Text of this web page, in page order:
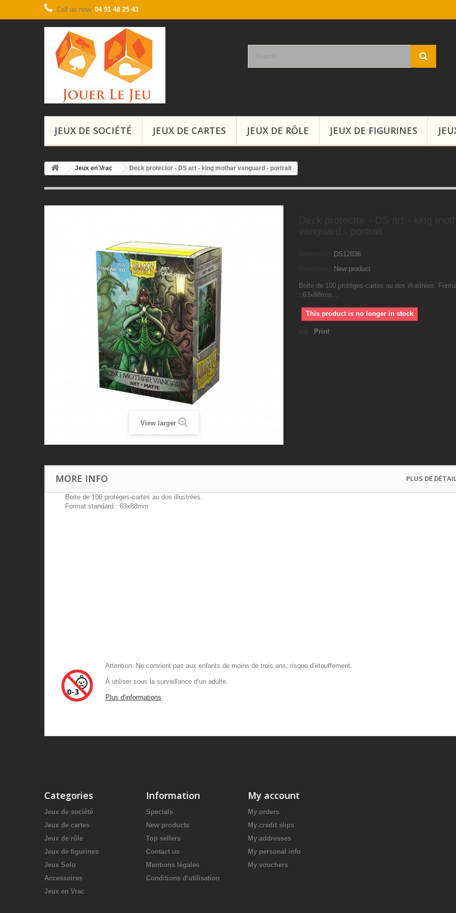
Call us now: 04 91 48 25 43
JEUX DE SOCIÉTÉ JEUX DE CARTES JEUX DE RÔLE JEUX DE FIGURINES
Jeux en Vrac Deck protector - DS art - king mothar vanguard - portrait
View larger
DS12036
New product
Boite de 100 protèges-cartes au dos illustrées.
: 63x88mm...
This product is no longer in stock
Print
MORE INFO PLUS DE
Boite de 100 protèges-cartes au dos illustrées.
Format standard : 63x88mm
Attention. Ne convient pas aux enfants de moins de trois ans, risque d’étouffement.
À utiliser sous la surveillance d’un adulte.
Plus d'informations
Categories
Jeux de société
Jeux de cartes
Jeux de rôle
Jeux de figurines
Jeux Solo
Accessoires
Jeux en Vrac
Information
Specials
New products
Top sellers
Contact us
Mentions légales
Conditions d'utilisation
My account
My orders
My credit slips
My addresses
My personal info
My vouchers